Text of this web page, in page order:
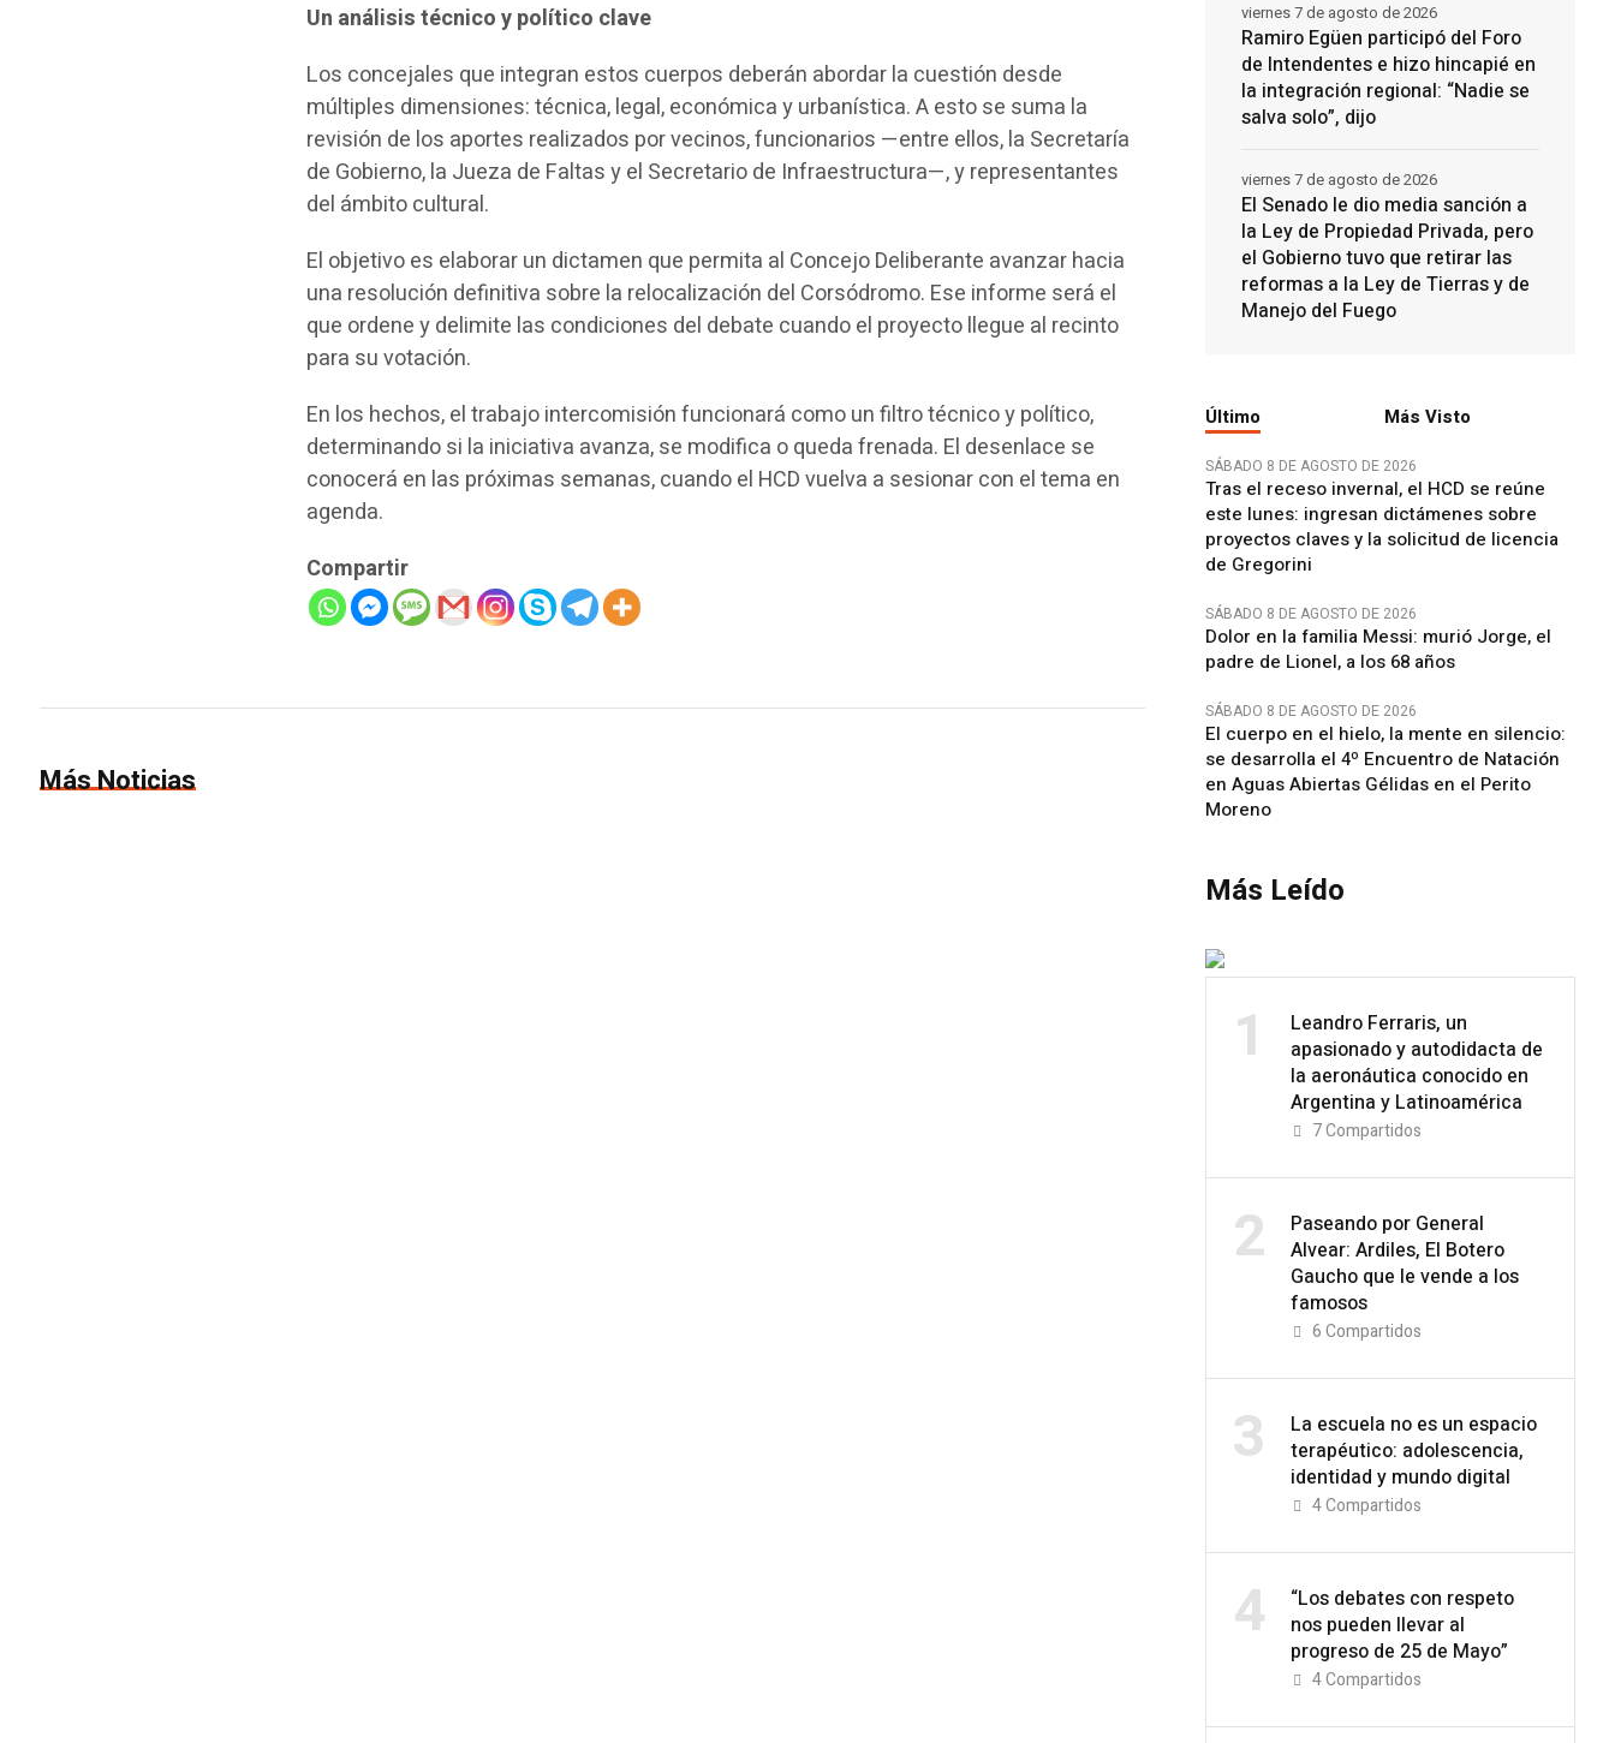
Un análisis técnico y político clave
Los concejales que integran estos cuerpos deberán abordar la cuestión desde
múltiples dimensiones: técnica, legal, económica y urbanística. A esto se suma la
revisión de los aportes realizados por vecinos, funcionarios —entre ellos, la Secretaría
de Gobierno, la Jueza de Faltas y el Secretario de Infraestructura—, y representantes
del ámbito cultural.
El objetivo es elaborar un dictamen que permita al Concejo Deliberante avanzar hacia
una resolución definitiva sobre la relocalización del Corsódromo. Ese informe será el
que ordene y delimite las condiciones del debate cuando el proyecto llegue al recinto
para su votación.
En los hechos, el trabajo intercomisión funcionará como un filtro técnico y político,
determinando si la iniciativa avanza, se modifica o queda frenada. El desenlace se
conocerá en las próximas semanas, cuando el HCD vuelva a sesionar con el tema en
agenda.
Compartir
Más Noticias
Ramiro Egüen participó del Foro
de Intendentes e hizo hincapié en
la integración regional: “Nadie se
salva solo”, dijo
viernes 7 de agosto de 2026
El Senado le dio media sanción a
la Ley de Propiedad Privada, pero
el Gobierno tuvo que retirar las
reformas a la Ley de Tierras y de
Manejo del Fuego
viernes 7 de agosto de 2026
Último Más Visto
SÁBADO 8 DE AGOSTO DE 2026
Tras el receso invernal, el HCD se reúne
este lunes: ingresan dictámenes sobre
proyectos claves y la solicitud de licencia
de Gregorini
SÁBADO 8 DE AGOSTO DE 2026
Dolor en la familia Messi: murió Jorge, el
padre de Lionel, a los 68 años
SÁBADO 8 DE AGOSTO DE 2026
El cuerpo en el hielo, la mente en silencio:
se desarrolla el 4º Encuentro de Natación
en Aguas Abiertas Gélidas en el Perito
Moreno
Más Leído
1
Leandro Ferraris, un
apasionado y autodidacta de
la aeronáutica conocido en
Argentina y Latinoamérica
7Compartidos
2
Paseando por General
Alvear: Ardiles, El Botero
Gaucho que le vende a los
famosos
6Compartidos
3
La escuela no es un espacio
terapéutico: adolescencia,
identidad y mundo digital
4Compartidos
4
“Los debates con respeto
nos pueden llevar al
progreso de 25 de Mayo”
4Compartidos